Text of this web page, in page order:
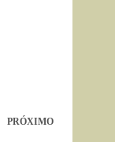
PRÓXIMO